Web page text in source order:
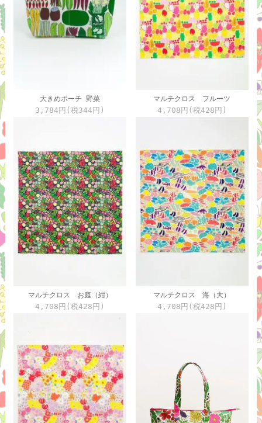
大きめポーチ 野菜
3,784円(税344円)
マルチクロス フルーツ
4,708円(税428円)
マルチクロス お庭（紺）
4,708円(税428円)
マルチクロス 海（大）
4,708円(税428円)